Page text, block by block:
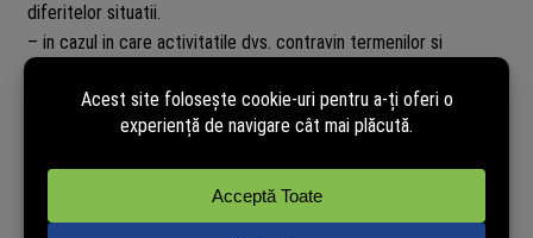
diferitelor situatii.
– in cazul in care activitatile dvs. contravin termenilor si
utilizarea anumitor produse si servicii;
– In cazul in care Cristal SRL fuzioneaza sau e achizitionata
noului operator. In cazul in care Cristal devine insolvabila,
voluntar sau involuntar, prin lichidatorul, administratorul sau